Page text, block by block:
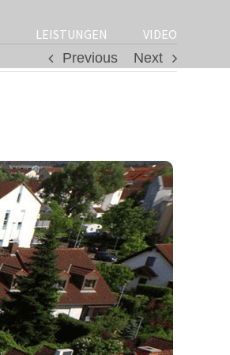
LEISTUNGEN
VIDEO
Previous
Next